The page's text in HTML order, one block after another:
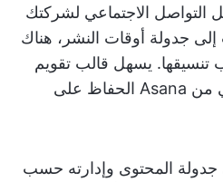
التواصل الاجتماعي لشركتك
جدولة أوقات النشر، هناك
تنسيقها. يسهل قالب تقويم
وسائل التواصل الاجتماعي من Asana الحفاظ على
المحتوى وإدارته حسب